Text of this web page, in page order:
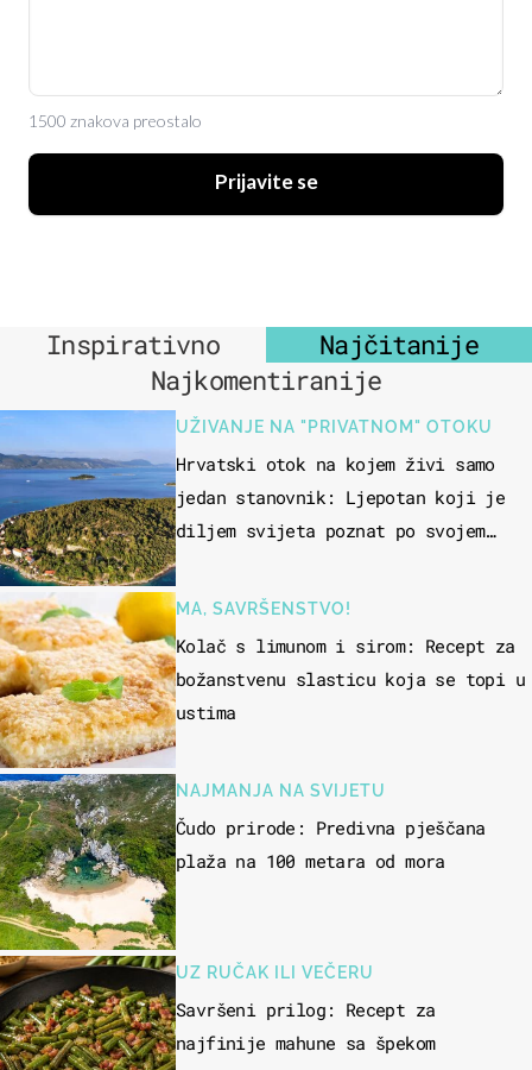
1500 znakova preostalo
Prijavite se
Inspirativno
Najčitanije
Najkomentiranije
UŽIVANJE NA "PRIVATNOM" OTOKU
Hrvatski otok na kojem živi samo
jedan stanovnik: Ljepotan koji je
diljem svijeta poznat po svojem
MA, SAVRŠENSTVO!
Kolač s limunom i sirom: Recept za
božanstvenu slasticu koja se topi u
ustima
NAJMANJA NA SVIJETU
Čudo prirode: Predivna pješčana
plaža na 100 metara od mora
UZ RUČAK ILI VEČERU
Savršeni prilog: Recept za
najfinije mahune sa špekom